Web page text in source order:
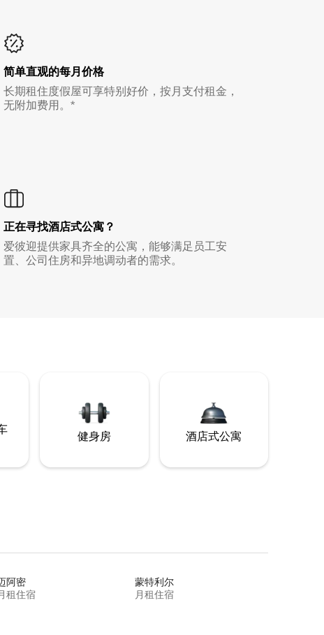
简单直观的每月价格
长期租住度假屋可享特别好价，按月支付租金，
无附加费用。*
正在寻找酒店式公寓？
爱彼迎提供家具齐全的公寓，能够满足员工安
置、公司住房和异地调动者的需求。
健身房 酒店式公寓
阿密
租住宿
蒙特利尔
月租住宿